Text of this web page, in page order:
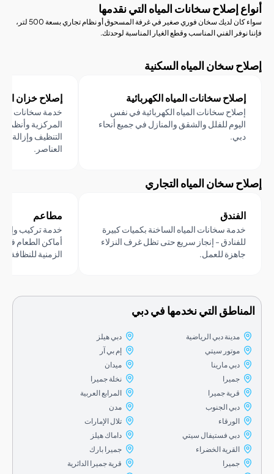
إصلاح سخانات المياه التي نقدمها
سواء كان لديك سخان فوري صغير في غرفة المسحوق أو نظام تجاري بسعة 500 لتر،
الفني المناسب وقطع الغيار المناسبة لوحدتك.
سخان المياه السكنية
سخانات المياه الكهربائية
سخانات المياه الكهربائية في نفس
للفلل والشقق والمنازل في جميع أنحاء
إصلاح خزان التخزين
خدمة سخانات المياه
المركزية وأنظمة الخزانات
التنظيف وإزالة الترسبات
سخان المياه التجاري
سخانات المياه الساخنة بكميات كبيرة
- إنجاز سريع حتى تظل غرف النزلاء
للعمل.
خدمة تركيب وإصلاح سخانات
أماكن الطعام في دبي إلى
الزمنية للنظافة.
التي نخدمها في دبي
مدينة دبي الرياضية
موتور سيتي
دبي مارينا
قرية جميرا
دبي الجنوب
دبي فستيفال سيتي
القرية الخضراء
دبي هيلز
نخلة جميرا
المرابع العربية
تلال الإمارات
داماك هيلز
جميرا بارك
قرية جميرا الدائرية